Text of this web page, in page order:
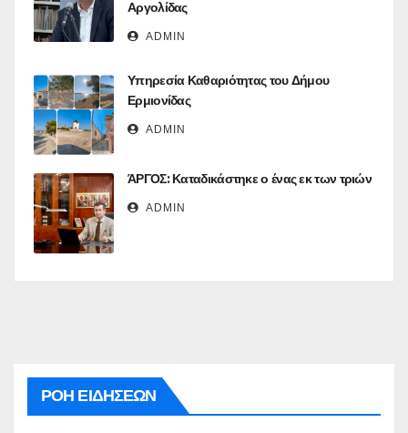
Αργολίδας
ADMIN
Υπηρεσία Καθαριότητας του Δήμου
Ερμιονίδας
ADMIN
ΆΡΓΟΣ: Καταδικάστηκε ο ένας εκ των τριών
ADMIN
ΡΟΗ ΕΙΔΗΣΕΩΝ